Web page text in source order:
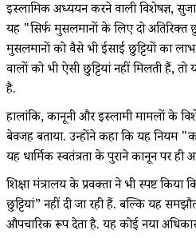
इस्लामिक अध्ययन करने वाली विशेषज्ञ,
यह "सिर्फ मुसलमानों के लिए दो अतिरिक्त
मुसलमानों को वैसे भी ईसाई छुट्टियों का
वालों को भी ऐसी छुट्टियां नहीं मिलती हैं,
है.
हालांकि, कानूनी और इस्लामी मामलों के
बेवजह बताया. उन्होंने कहा कि यह नियम
यह धार्मिक स्वतंत्रता के पुराने कानून पर
शिक्षा मंत्रालय के प्रवक्ता ने भी स्पष्ट
छुट्टियां” नहीं दी जा रही हैं. बल्कि यह
औपचारिक रूप देता है. यह कोई नया